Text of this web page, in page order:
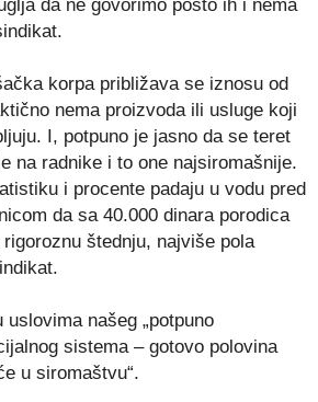
da ne govorimo pošto ih i nema
korpa približava se iznosu od
nema proizvoda ili usluge koji
I, potpuno je jasno da se teret
na radnike i to one najsiromašnije.
i procente padaju u vodu pred
da sa 40.000 dinara porodica
štednju, najviše pola
našeg „potpuno
sistema – gotovo polovina
u siromaštvu“.